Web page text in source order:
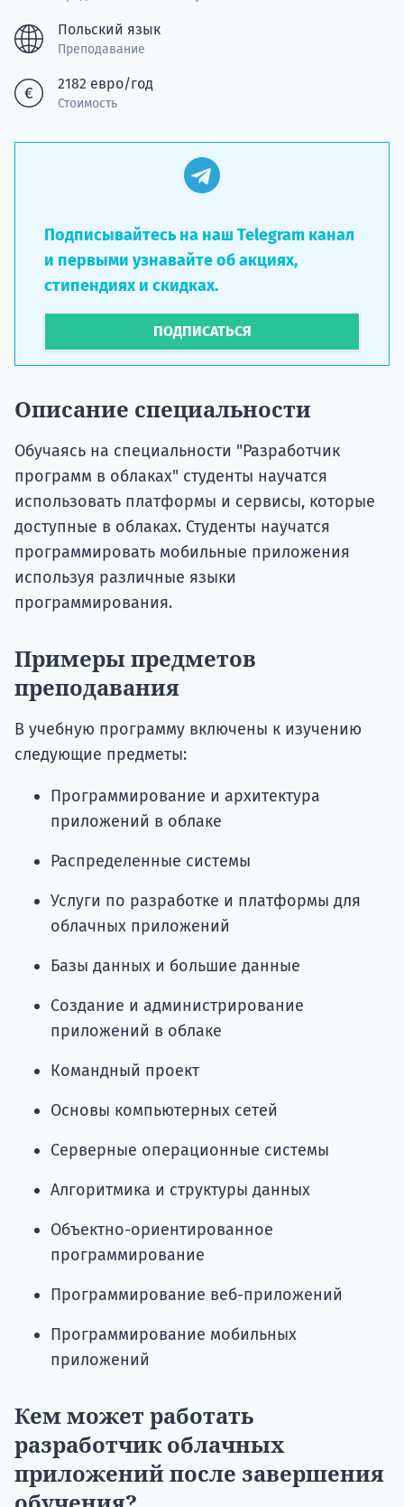
Польский язык
Преподавание
2182 евро/год
Стоимость
Подписывайтесь на наш Telegram канал
и первыми узнавайте об акциях,
стипендиях и скидках.
ПОДПИСАТЬСЯ
Описание специальности
Обучаясь на специальности "Разработчик
программ в облаках" студенты научатся
использовать платформы и сервисы, которые
доступные в облаках. Студенты научатся
программировать мобильные приложения
используя различные языки
программирования.
Примеры предметов
преподавания
В учебную программу включены к изучению
следующие предметы:
Программирование и архитектура
приложений в облаке
Распределенные системы
Услуги по разработке и платформы для
облачных приложений
Базы данных и большие данные
Создание и администрирование
приложений в облаке
Командный проект
Основы компьютерных сетей
Серверные операционные системы
Алгоритмика и структуры данных
Объектно-ориентированное
программирование
Программирование веб-приложений
Программирование мобильных
приложений
Кем может работать
разработчик облачных
приложений после завершения